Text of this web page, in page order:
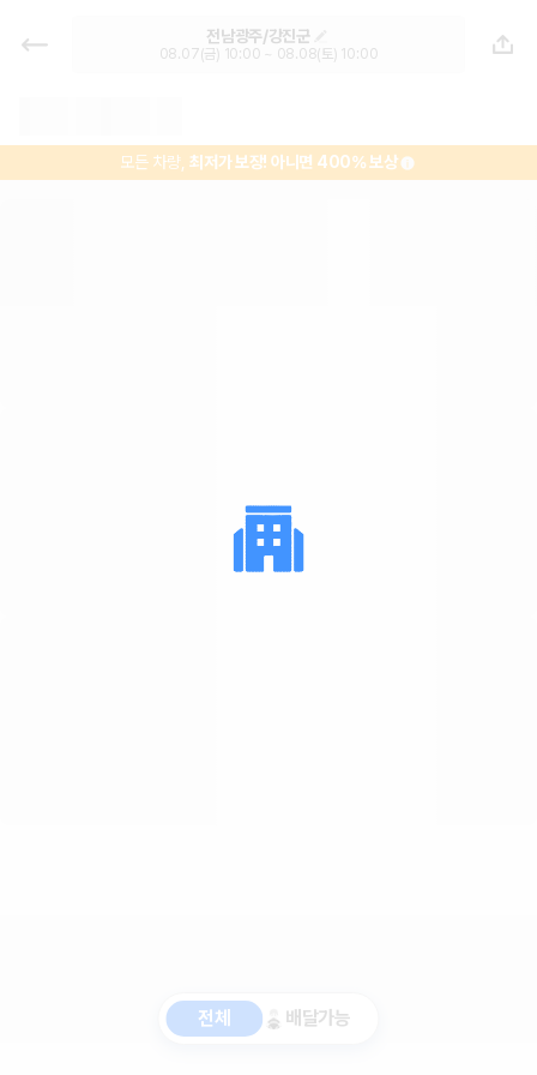
강진버스여객터미널 렌트카 추천 | 최
저가 한눈에 비교 렌터카 카모아
전남광주/강진군
08.07(금) 10:00 ~ 08.08(토) 10:00
모든 차량,최저가 보장! 아니면 400% 보상
전체 배달가능